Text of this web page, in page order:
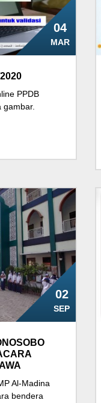
04
MAR
PPDB
02
SEP
Al-Madina
bendera